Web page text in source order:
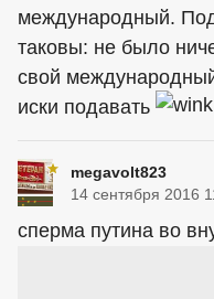
международный.
таковы: не было
свой
иски подавать
megavolt823
14 сентября 2016
сперма путина во